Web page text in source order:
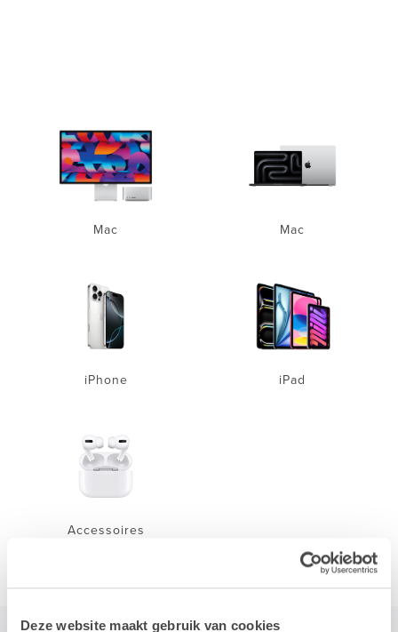
Deze website maakt gebruik van cookies
Mac Mac
iPhone iPad
Accessoires